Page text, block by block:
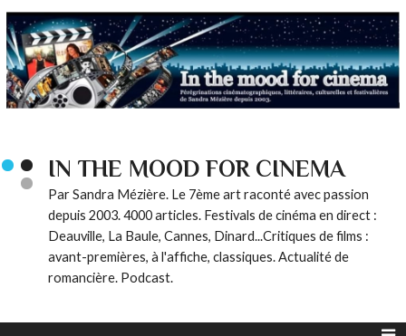
IN THE MOOD FOR CINEMA
Par Sandra Mézière. Le 7ème art raconté avec passion
depuis 2003. 4000 articles. Festivals de cinéma en direct :
Deauville, La Baule, Cannes, Dinard...Critiques de films :
avant-premières, à l'affiche, classiques. Actualité de
romancière. Podcast.